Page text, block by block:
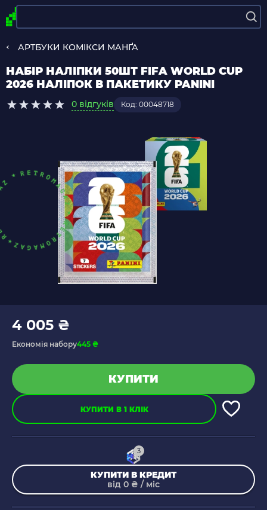
АРТБУКИ КОМІКСИ МАНҐА
НАБІР НАЛІПКИ 50ШТ FIFA WORLD CUP
2026 НАЛІПОК В ПАКЕТИКУ PANINI
0 відгуків Код: 00048718
4 005 ₴
Економія набору445 ₴
КУПИТИ
КУПИТИ В 1 КЛІК
КУПИТИ В КРЕДИТ
від 0 ₴ / міс
3